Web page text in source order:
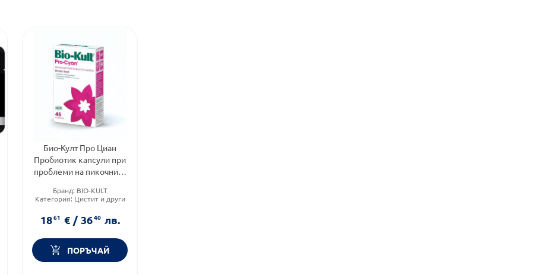
Био-Култ Про Циан
Пробиотик капсули при
проблеми на пикочните
Бранд: BIO-KULT
Категория: Цистит и други
пътища
Предназначено за:
1861 € / 3640 лв.
ПОРЪЧАЙ